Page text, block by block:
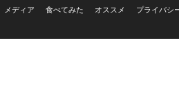
メディア 食べてみた オススメ プライバシ